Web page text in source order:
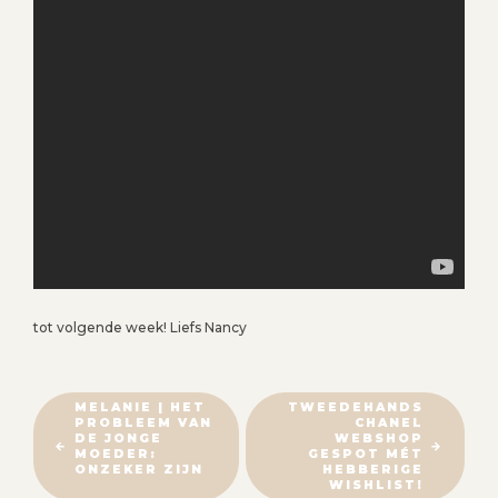
tot volgende week! Liefs Nancy
B
E
R
I
MELANIE | HET
PROBLEEM VAN
DE JONGE
MOEDER:
ONZEKER ZIJN
TWEEDEHANDS
CHANEL
WEBSHOP
GESPOT MÉT
HEBBERIGE
WISHLIST!